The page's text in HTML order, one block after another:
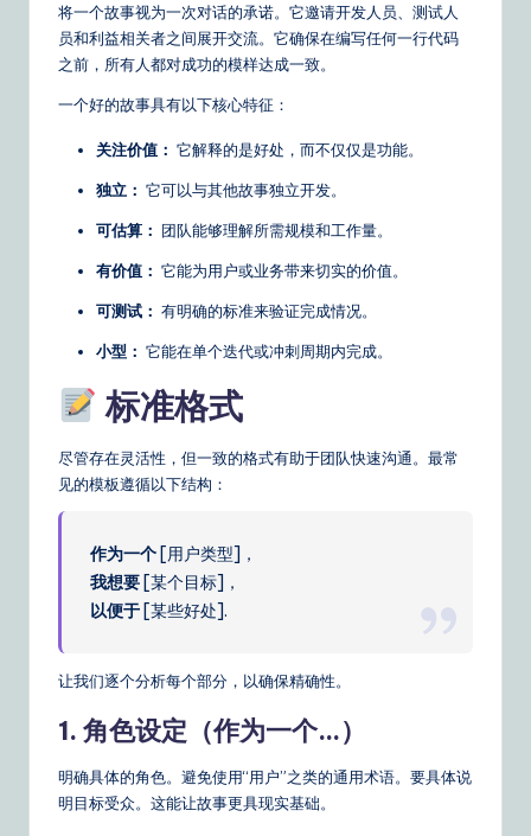
D
ai
ly
&
S
o
将一个故事视为一次对话的承诺。它邀请开发人员、测试人
员和利益相关者之间展开交流。它确保在编写任何一行代码
之前，所有人都对成功的模样达成一致。
一个好的故事具有以下核心特征：
关注价值： 它解释的是好处，而不仅仅是功能。
独立： 它可以与其他故事独立开发。
可估算： 团队能够理解所需规模和工作量。
有价值： 它能为用户或业务带来切实的价值。
可测试： 有明确的标准来验证完成情况。
小型： 它能在单个迭代或冲刺周期内完成。
标准格式
尽管存在灵活性，但一致的格式有助于团队快速沟通。最常
见的模板遵循以下结构：
作为一个 [用户类型]，
我想要 [某个目标]，
以便于 [某些好处].
让我们逐个分析每个部分，以确保精确性。
1. 角色设定（作为一个…）
明确具体的角色。避免使用“用户”之类的通用术语。要具体说
明目标受众。这能让故事更具现实基础。